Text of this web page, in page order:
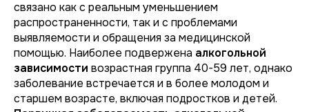
связано как с реальным уменьшением
распространенности, так и с проблемами
выявляемости и обращения за медицинской
помощью. Наиболее подвержена алкогольной
зависимости возрастная группа 40-59 лет, однако
заболевание встречается и в более молодом и
старшем возрасте, включая подростков и детей.